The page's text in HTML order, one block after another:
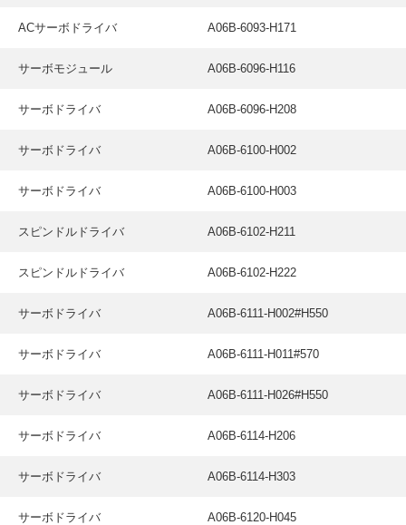
ACサーボドライバ A06B-6093-H171
サーボモジュール A06B-6096-H116
サーボドライバ A06B-6096-H208
サーボドライバ A06B-6100-H002
サーボドライバ A06B-6100-H003
スピンドルドライバ A06B-6102-H211
スピンドルドライバ A06B-6102-H222
サーボドライバ A06B-6111-H002#H550
サーボドライバ A06B-6111-H011#570
サーボドライバ A06B-6111-H026#H550
サーボドライバ A06B-6114-H206
サーボドライバ A06B-6114-H303
サーボドライバ A06B-6120-H045